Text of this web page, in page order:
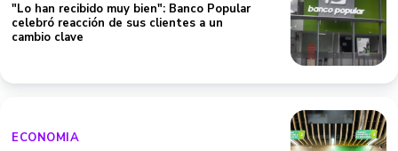
"Lo han recibido muy bien": Banco Popular
celebró reacción de sus clientes a un
cambio clave
ECONOMIA